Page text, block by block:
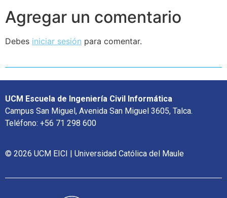
Agregar un comentario
Debes iniciar sesión para comentar.
UCM Escuela de Ingeniería Civil Informática
Campus San Miguel, Avenida San Miguel 3605, Talca.
Teléfono: +56 71 298 600
© 2026 UCM EICI | Universidad Católica del Maule